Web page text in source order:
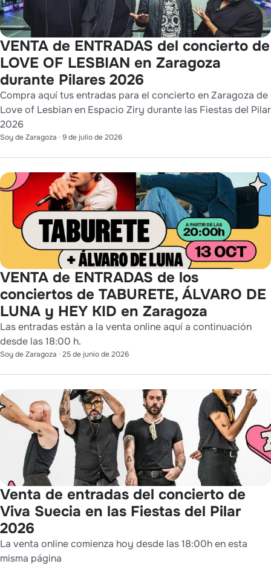
VENTA de ENTRADAS del concierto de
LOVE OF LESBIAN en Zaragoza
durante Pilares 2026
Compra aquí tus entradas para el concierto en Zaragoza de
Love of Lesbian en Espacio Ziry durante las Fiestas del Pilar
2026
Soy de Zaragoza · 9 de julio de 2026
VENTA de ENTRADAS de los
conciertos de TABURETE, ÁLVARO DE
LUNA y HEY KID en Zaragoza
Las entradas están a la venta online aquí a continuación
desde las 18:00 h.
Soy de Zaragoza · 25 de junio de 2026
Venta de entradas del concierto de
Viva Suecia en las Fiestas del Pilar
2026
La venta online comienza hoy desde las 18:00h en esta
misma página